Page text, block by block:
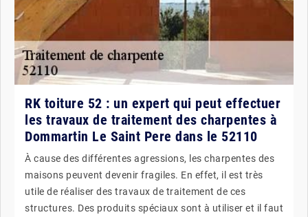
RK toiture 52 : un expert qui peut effectuer
les travaux de traitement des charpentes à
Dommartin Le Saint Pere dans le 52110
À cause des différentes agressions, les charpentes des
maisons peuvent devenir fragiles. En effet, il est très
utile de réaliser des travaux de traitement de ces
structures. Des produits spéciaux sont à utiliser et il faut